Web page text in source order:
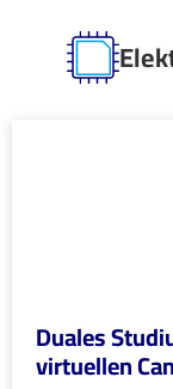
Duales
virtuellen